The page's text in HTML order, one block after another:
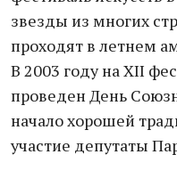
звезды из многих
проходят в летнем
В 2003 году на XII
проведен День
начало хорошей
участие депутаты